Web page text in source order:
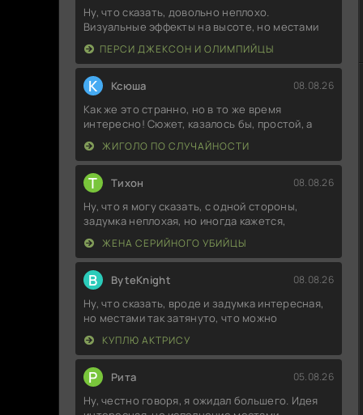
Ну, что сказать, довольно неплохо.
Визуальные эффекты на высоте, но местами
ПЕРСИ ДЖЕКСОН И ОЛИМПИЙЦЫ
К Ксюша 08.08.26
Как же это странно, но в то же время
интересно! Сюжет, казалось бы, простой, а
ЖИГОЛО ПО СЛУЧАЙНОСТИ
Т Тихон 08.08.26
Ну, что я могу сказать, с одной стороны,
задумка неплохая, но иногда кажется,
ЖЕНА СЕРИЙНОГО УБИЙЦЫ
B ByteKnight 08.08.26
Ну, что сказать, вроде и задумка интересная,
но местами так затянуто, что можно
КУПЛЮ АКТРИСУ
Р Рита 05.08.26
Ну, честно говоря, я ожидал большего. Идея